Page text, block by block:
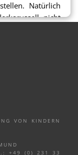
Natürlich
nicht
die Angebote
Um dies zu
fast 60 % der
Mengede.
VON KINDERN
+49 (0) 231 33